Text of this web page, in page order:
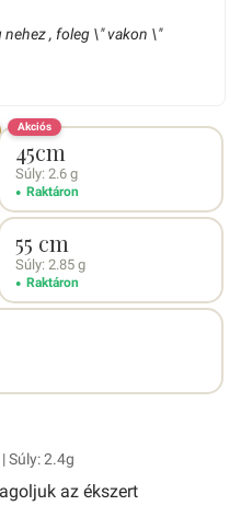
, foleg \" vakon \"
45cm
Súly: 2.6 g
Raktáron
Akciós
55 cm
Súly: 2.85 g
Raktáron
Súly: 2.4g
az ékszert